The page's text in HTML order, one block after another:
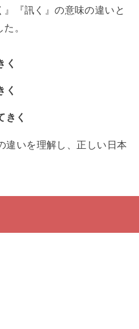
『訊く』の意味の違いと
。
く
く
きく
違いを理解し、正しい日本